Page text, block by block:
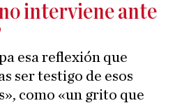
interviene ante
esa reflexión que
ser testigo de esos
como «un grito que